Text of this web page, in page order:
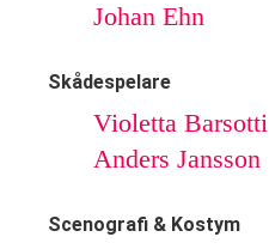
Johan Ehn
Skådespelare
Violetta Barsotti
Anders Jansson
Scenografi & Kostym